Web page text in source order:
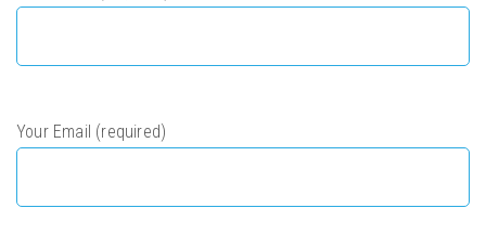
Your Email (required)